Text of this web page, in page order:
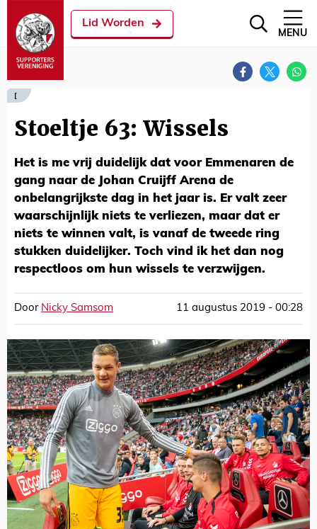
Lid Worden
MENU
[
Stoeltje 63: Wissels
Het is me vrij duidelijk dat voor Emmenaren de
gang naar de Johan Cruijff Arena de
onbelangrijkste dag in het jaar is. Er valt zeer
waarschijnlijk niets te verliezen, maar dat er
niets te winnen valt, is vanaf de tweede ring
stukken duidelijker. Toch vind ik het dan nog
respectloos om hun wissels te verzwijgen.
Door Nicky Samsom 11 augustus 2019 - 00:28